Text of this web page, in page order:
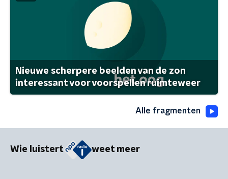
Nieuwe scherpere beelden van de zon
interessant voor voorspellen ruimteweer
Alle fragmenten
Wie luistert weet meer